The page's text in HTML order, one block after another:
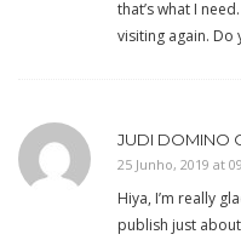
that’s what I
visiting again. Do
JUDI DOMINO
25 Junho, 2019 at
Hiya, I’m really
publish just